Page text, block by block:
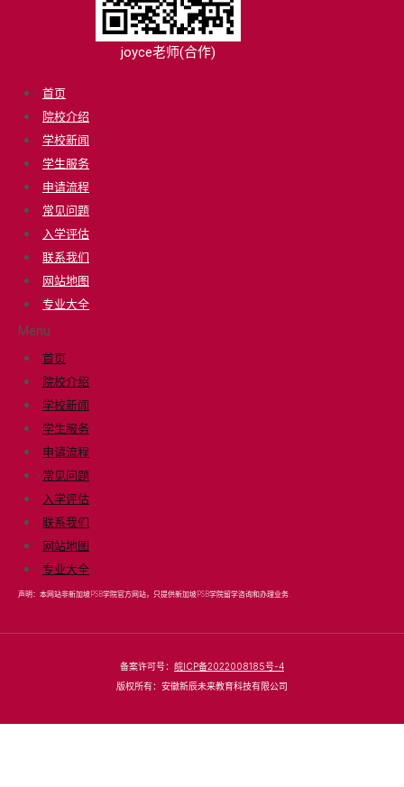
joyce老师(合作)
首页
院校介绍
学校新闻
学生服务
申请流程
常见问题
入学评估
联系我们
网站地图
专业大全
Menu
首页
院校介绍
学校新闻
学生服务
申请流程
常见问题
入学评估
联系我们
网站地图
专业大全
声明：本网站非新加坡PSB学院官方网站，只提供新加坡PSB学院留学咨询和办理业务.
备案许可号： 皖ICP备2022008185号-4
版权所有：安徽新辰未来教育科技有限公司